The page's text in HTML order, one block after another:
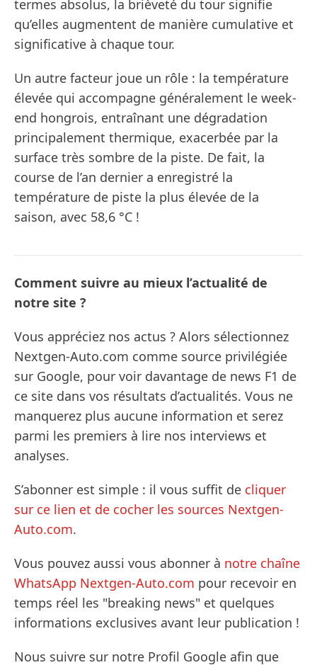
termes absolus, la brièveté du tour signifie
qu’elles augmentent de manière cumulative et
significative à chaque tour.
Un autre facteur joue un rôle : la température
élevée qui accompagne généralement le week-
end hongrois, entraînant une dégradation
principalement thermique, exacerbée par la
surface très sombre de la piste. De fait, la
course de l’an dernier a enregistré la
température de piste la plus élevée de la
saison, avec 58,6 °C !
Comment suivre au mieux l’actualité de
notre site ?
Vous appréciez nos actus ? Alors sélectionnez
Nextgen-Auto.com comme source privilégiée
sur Google, pour voir davantage de news F1 de
ce site dans vos résultats d’actualités. Vous ne
manquerez plus aucune information et serez
parmi les premiers à lire nos interviews et
analyses.
S’abonner est simple : il vous suffit de cliquer
sur ce lien et de cocher les sources Nextgen-
Auto.com.
Vous pouvez aussi vous abonner à notre chaîne
WhatsApp Nextgen-Auto.com pour recevoir en
temps réel les "breaking news" et quelques
informations exclusives avant leur publication !
Nous suivre sur notre Profil Google afin que